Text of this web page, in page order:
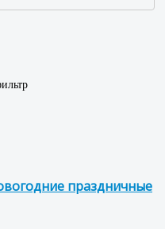
праздничные